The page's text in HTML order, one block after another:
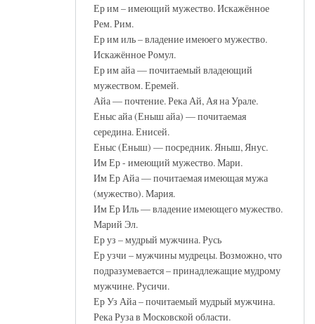
Ер им – имеющий мужество. Искажённое
Рем. Рим.
Ер им иль – владение имеюего мужество.
Искажённое Ромул.
Ер им айа — почитаемый владеющий
мужеством. Еремей.
Айа — почтение. Река Ай, Ая на Урале.
Еныс айа (Еныш айа) — почитаемая
середина. Енисей.
Еныс (Еныш) — посредник. Яныш, Янус.
Им Ер - имеющий мужество. Мари.
Им Ер Айа — почитаемая имеющая мужа
(мужество). Мария.
Им Ер Иль — владение имеющего мужество.
Марий Эл.
Ер уз – мудрый мужчина. Русь
Ер узчи – мужчины мудрецы. Возможно, что
подразумевается – принадлежащие мудрому
мужчине. Русичи.
Ер Уз Айа – почитаемый мудрый мужчина.
Река Руза в Московской области.